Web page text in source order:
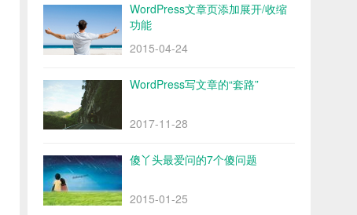
WordPress文章页添加展开/收缩
功能
2015-04-24
WordPress写文章的“套路”
2017-11-28
傻丫头最爱问的7个傻问题
2015-01-25